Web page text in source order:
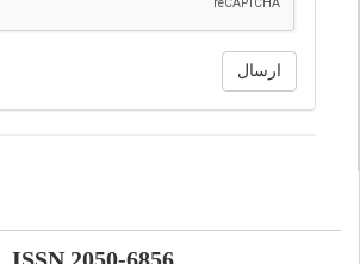
ارسال